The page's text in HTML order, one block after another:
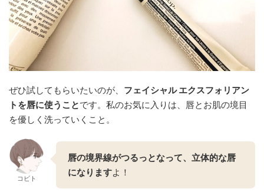
ぜひ試してもらいたいのが、 フェイシャル エクスフォリアン
トを唇に使うことです。私のお気に入りは、唇とお肌の境目
を優しく洗っていくこと。
コビト
唇の境界線がつるっとなって、立体的な唇
になりますよ！